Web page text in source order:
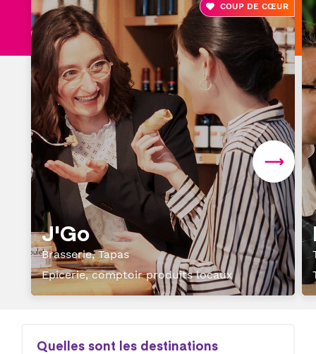
COUP DE CŒUR
J'Go
Brasserie, Tapas
Epicerie, comptoir produits locaux
Quelles sont les destinations